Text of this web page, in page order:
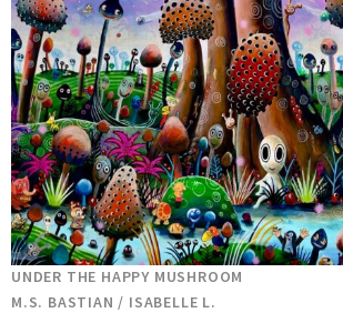
UNDER THE HAPPY MUSHROOM
M.S. BASTIAN / ISABELLE L.